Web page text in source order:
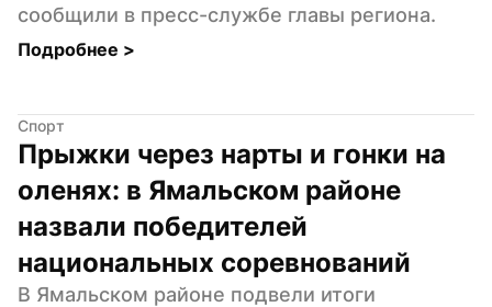
сообщили в пресс-службе главы региона.
Подробнее >
Спорт
Прыжки через нарты и гонки на
оленях: в Ямальском районе
назвали победителей
национальных соревнований
В Ямальском районе подвели итоги